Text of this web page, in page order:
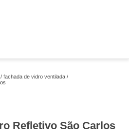
fachada de vidro ventilada
Refletivo São Carlos